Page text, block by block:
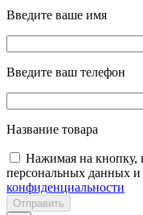
Введите ваше имя
Введите ваш телефон
Название товара
Нажимая на кнопку,
персональных данных и
конфиденциальности
Отправить